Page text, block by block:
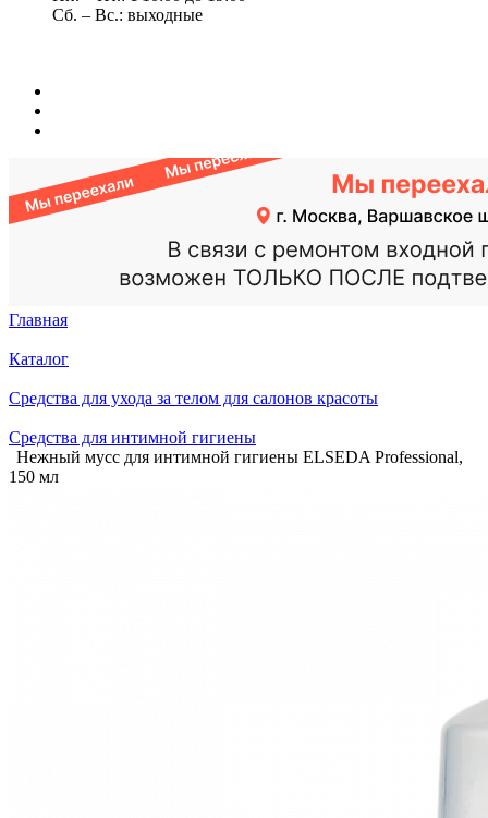
Сб. – Вс.: выходные
Главная
Каталог
Средства для ухода за телом для салонов красоты
Средства для интимной гигиены
Нежный мусс для интимной гигиены ELSEDA Professional,
150 мл